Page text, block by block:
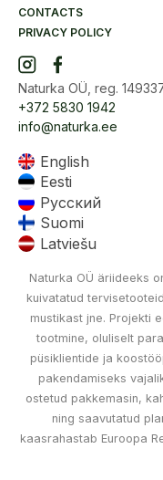
CONTACTS
PRIVACY POLICY
Naturka OÜ, reg.
+372 5830 1942
info@naturka.ee
English
Eesti
Русский
Suomi
Latviešu
Naturka OÜ äriideeks
kuivatatud
mustikast jne. Projekti
tootmine, oluliselt
püsiklientide ja
pakendamiseks
ostetud pakkemasin,
ning saavutatud
kaasrahastab Euroopa